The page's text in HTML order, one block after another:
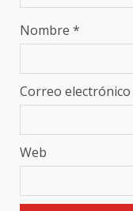
Nombre *
Correo electrónico
Web